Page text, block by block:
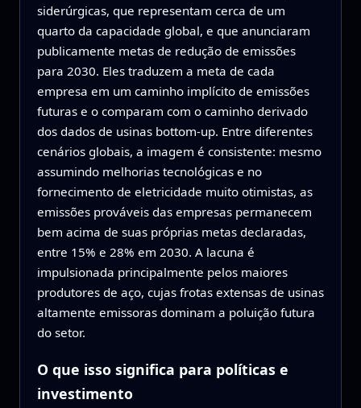
siderúrgicas, que representam cerca de um
quarto da capacidade global, e que anunciaram
publicamente metas de redução de emissões
para 2030. Eles traduzem a meta de cada
empresa em um caminho implícito de emissões
futuras e o comparam com o caminho derivado
dos dados de usinas bottom‑up. Entre diferentes
cenários globais, a imagem é consistente: mesmo
assumindo melhorias tecnológicas e no
fornecimento de eletricidade muito otimistas, as
emissões prováveis das empresas permanecem
bem acima de suas próprias metas declaradas,
entre 15% e 28% em 2030. A lacuna é
impulsionada principalmente pelos maiores
produtores de aço, cujas frotas extensas de usinas
altamente emissoras dominam a poluição futura
do setor.
O que isso significa para políticas e
investimento